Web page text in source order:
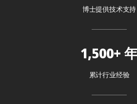
博士提供技术支持
1,500+
累计行业经验